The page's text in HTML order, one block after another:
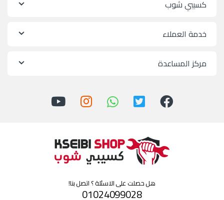
كسيبي شوب
خدمة العملاء
مركز المساعدة
هل حصلت على الاسئلة ؟ اتصل بنا!
01024099028